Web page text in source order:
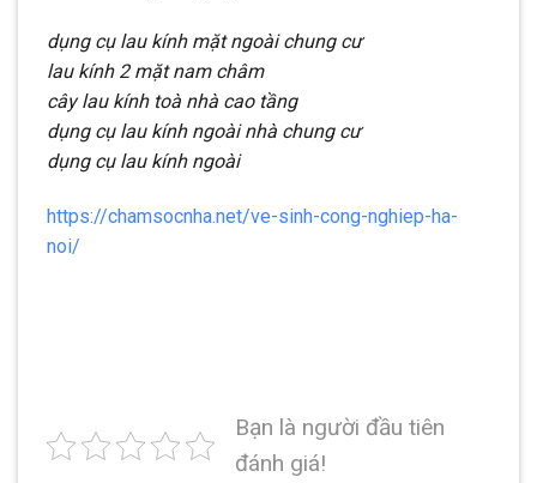
dụng cụ lau kính mặt ngoài chung cư
lau kính 2 mặt nam châm
cây lau kính toà nhà cao tầng
dụng cụ lau kính ngoài nhà chung cư
dụng cụ lau kính ngoài
https://chamsocnha.net/ve-sinh-cong-nghiep-ha-
noi/
Bạn là người đầu tiên
đánh giá!